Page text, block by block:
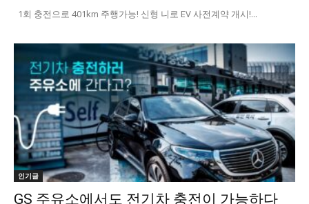
1회 충전으로 401km 주행가능! 신형 니로 EV 사전계약 개시!...
인기글
GS 주유소에서도 전기차 충전이 가능하다